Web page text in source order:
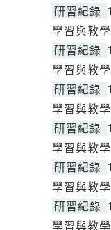
研習紀錄
學習與教
研習紀錄
學習與教
研習紀錄
學習與教
研習紀錄
學習與教
研習紀錄
學習與教
研習紀錄
學習與教